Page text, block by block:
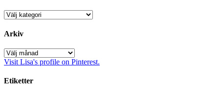
Kategorier
Arkiv
Arkiv
Visit Lisa's profile on Pinterest.
Etiketter